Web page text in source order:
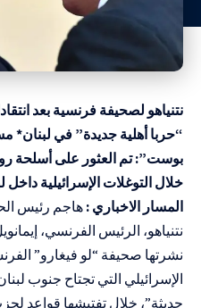
نتنياهو لصحيفة فرنسية بعد
“حربا أهلية جديدة” في لبنان*
بوست”: تم العثور على أسلحة
خلال التوغلات الإسرائيلية داخل
المسار الاخباري :هاجم رئيس
نتنياهو، الرئيس الفرنسي،
نشرتها صحيفة “لو فيغارو”
الإسرائيلي التي تجتاح جنوب
حديثة”، خلال تفتيشها قواعد